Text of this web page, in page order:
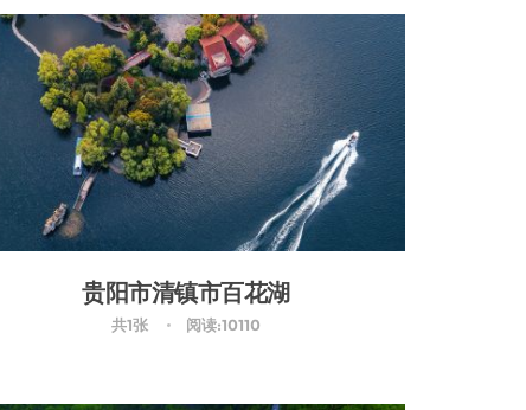
贵阳市清镇市百花湖
共1张 阅读:10110